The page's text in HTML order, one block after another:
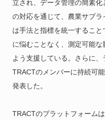
立され、データ管理の簡素
の対応を通じて、農業サプ
は手法と指標を統一するこ
に悩むことなく、測定可能
よう支援している。さらに、
TRACTのメンバーに持続可
発表した。
TRACTのプラットフォーム